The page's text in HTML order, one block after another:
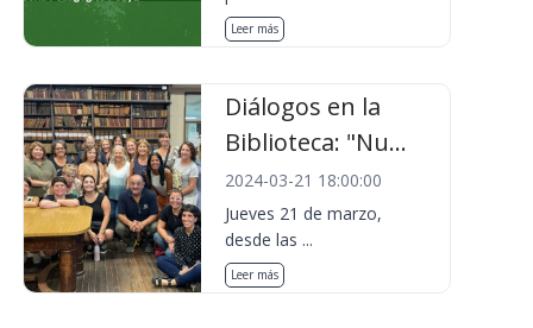
Leer más
Diálogos en la
Biblioteca: "Nu...
2024-03-21 18:00:00
Jueves 21 de marzo,
desde las ...
Leer más